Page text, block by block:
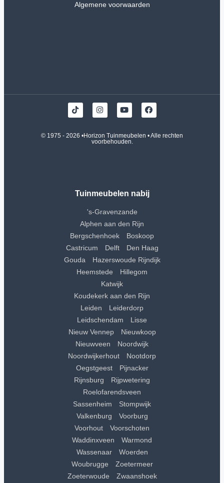
Algemene voorwaarden
© 1975 - 2026 •Horizon Tuinmeubelen • Alle rechten
voorbehouden.
Tuinmeubelen nabij
's-Gravenzande
Alphen aan den Rijn
Bergschenhoek
Boskoop
Castricum
Delft
Den Haag
Gouda
Hazerswoude Rijndijk
Heemstede
Hillegom
Katwijk
Koudekerk aan den Rijn
Leiden
Leiderdorp
Leidschendam
Lisse
Nieuw Vennep
Nieuwkoop
Nieuwveen
Noordwijk
Noordwijkerhout
Nootdorp
Oegstgeest
Pijnacker
Rijnsburg
Rijpwetering
Roelofarendsveen
Sassenheim
Stompwijk
Valkenburg
Voorburg
Voorhout
Voorschoten
Waddinxveen
Warmond
Wassenaar
Woerden
Woubrugge
Zoetermeer
Zoeterwoude
Zwaanshoek